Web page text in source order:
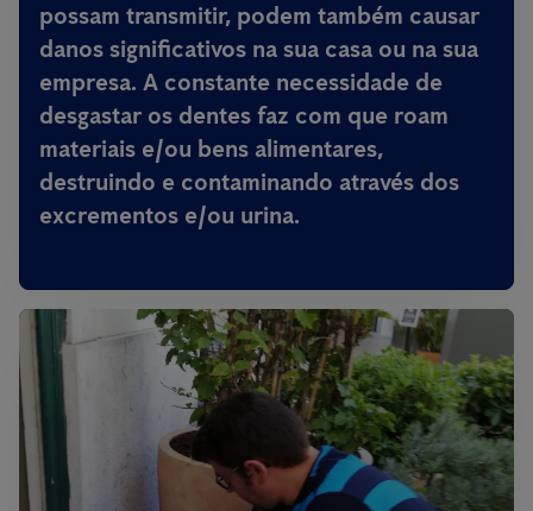
possam transmitir, podem também causar
danos significativos na sua casa ou na sua
empresa. A constante necessidade de
desgastar os dentes faz com que roam
materiais e/ou bens alimentares,
destruindo e contaminando através dos
excrementos e/ou urina.